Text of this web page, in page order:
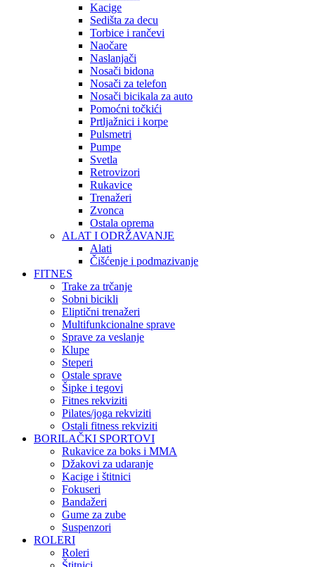
Kacige
Sedišta za decu
Torbice i rančevi
Naočare
Naslanjači
Nosači bidona
Nosači za telefon
Nosači bicikala za auto
Pomoćni točkići
Prtljažnici i korpe
Pulsmetri
Pumpe
Svetla
Retrovizori
Rukavice
Trenažeri
Zvonca
Ostala oprema
ALAT I ODRŽAVANJE
Alati
Čišćenje i podmazivanje
FITNES
Trake za trčanje
Sobni bicikli
Eliptični trenažeri
Multifunkcionalne sprave
Sprave za veslanje
Klupe
Steperi
Ostale sprave
Šipke i tegovi
Fitnes rekviziti
Pilates/joga rekviziti
Ostali fitness rekviziti
BORILAČKI SPORTOVI
Rukavice za boks i MMA
Džakovi za udaranje
Kacige i štitnici
Fokuseri
Bandažeri
Gume za zube
Suspenzori
ROLERI
Roleri